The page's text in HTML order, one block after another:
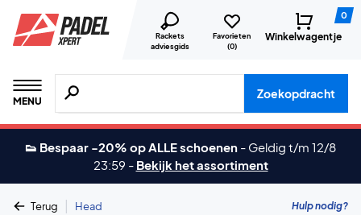
Rackets
adviesgids
Favorieten
(0)
0
Winkelwagentje
MENU
Zoeken naar producten, merken etc.
Zoekopdracht
👟 Bespaar -20% op ALLE schoenen - Geldig t/m 12/8
23:59 - Bekijk het assortiment
Terug | Head Hulp nodig?